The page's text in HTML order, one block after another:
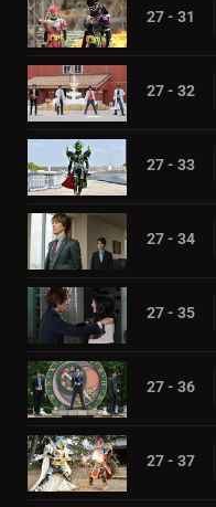
27 - 31
27 - 32
27 - 33
27 - 34
27 - 35
27 - 36
27 - 37